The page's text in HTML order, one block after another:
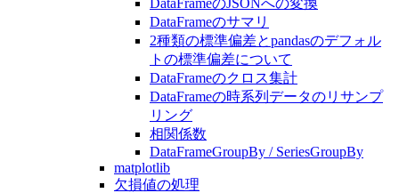
DataFrameのJSONへの変換
DataFrameのサマリ
2種類の標準偏差とpandasのデフォル
トの標準偏差について
DataFrameのクロス集計
DataFrameの時系列データのリサンプ
リング
相関係数
DataFrameGroupBy / SeriesGroupBy
matplotlib
欠損値の処理